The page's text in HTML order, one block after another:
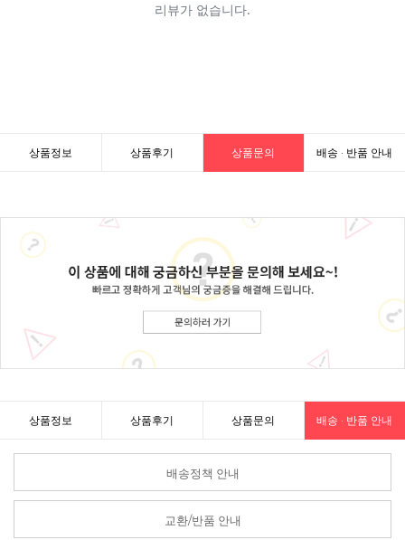
상품정보 상품후기 상품문의 배송 · 반품 안내
상품정보 상품후기 상품문의 배송 · 반품 안내
배송정책 안내
교환/반품 안내